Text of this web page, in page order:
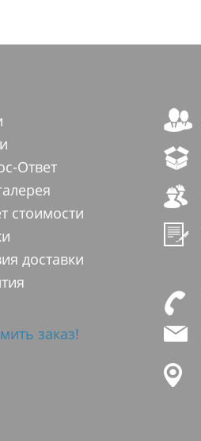
Ответ
стоимости
доставки
заказ!